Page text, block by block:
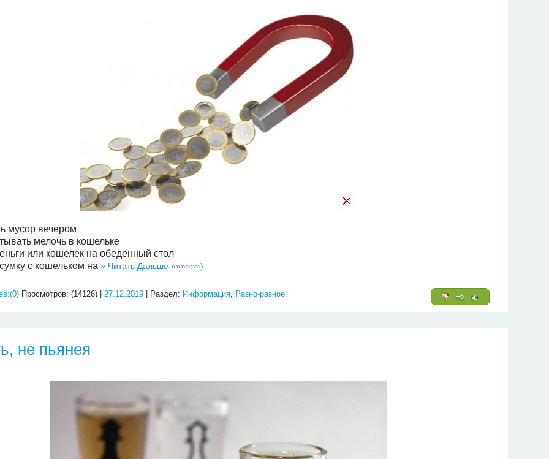
мусор вечером
мелочь в кошельке
или кошелек на обеденный стол
с кошельком на » Читать Дальше »»»»»»)
+6
Просмотров: (14126) | 27.12.2019 | Раздел: Информация Разно-разное.
не пьянея